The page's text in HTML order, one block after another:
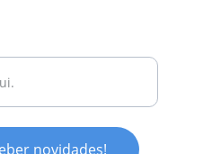
novidades!